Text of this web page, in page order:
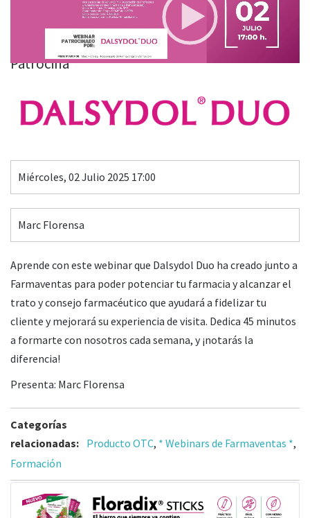
DOLOR AGUDO EN LA FARMACIA: DE LA CONSULTA A LA
SOLUCIÓN
Patrocina
Miércoles, 02 Julio 2025 17:00
Marc Florensa
Aprende con este webinar que Dalsydol Duo ha creado junto a
Farmaventas para poder potenciar tu farmacia y alcanzar el
trato y consejo farmacéutico que ayudará a fidelizar tu
cliente y mejorará su experiencia de visita. Dedica 45 minutos
a formarte con nosotros cada semana, y ¡notarás la
diferencia!
Presenta: Marc Florensa
Categorías
relacionadas: Producto OTC, * Webinars de Farmaventas *,
Formación